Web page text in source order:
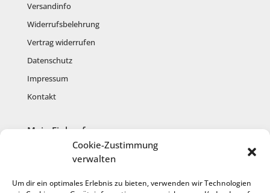
Cookie-Zustimmung
verwalten
Um dir ein optimales Erlebnis zu bieten, verwenden wir Technologien
Versandinfo
Widerrufsbelehrung
Vertrag widerrufen
Datenschutz
Impressum
Kontakt
Mein Einkauf